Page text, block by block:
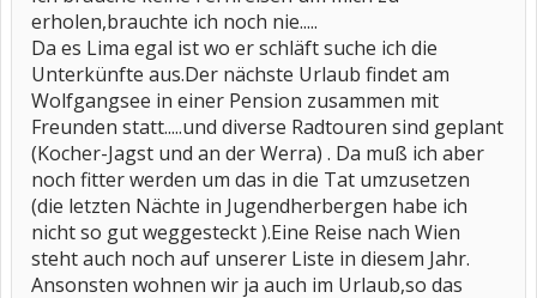
erholen,brauchte ich noch nie.....
Da es Lima egal ist wo er schläft suche ich die
Unterkünfte aus.Der nächste Urlaub findet am
Wolfgangsee in einer Pension zusammen mit
Freunden statt.....und diverse Radtouren sind geplant
(Kocher-Jagst und an der Werra) . Da muß ich aber
noch fitter werden um das in die Tat umzusetzen
(die letzten Nächte in Jugendherbergen habe ich
nicht so gut weggesteckt ).Eine Reise nach Wien
steht auch noch auf unserer Liste in diesem Jahr.
Ansonsten wohnen wir ja auch im Urlaub,so das